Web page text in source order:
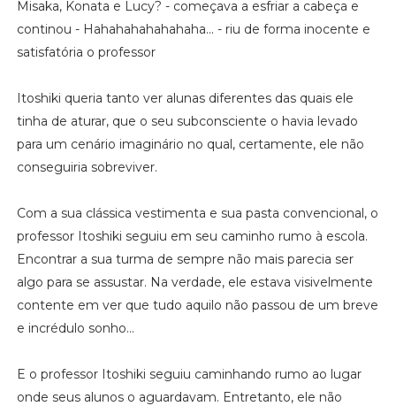
Misaka, Konata e Lucy? - começava a esfriar a cabeça e
continou - Hahahahahahahaha... - riu de forma inocente e
satisfatória o professor
Itoshiki queria tanto ver alunas diferentes das quais ele
tinha de aturar, que o seu subconsciente o havia levado
para um cenário imaginário no qual, certamente, ele não
conseguiria sobreviver.
Com a sua clássica vestimenta e sua pasta convencional, o
professor Itoshiki seguiu em seu caminho rumo à escola.
Encontrar a sua turma de sempre não mais parecia ser
algo para se assustar. Na verdade, ele estava visivelmente
contente em ver que tudo aquilo não passou de um breve
e incrédulo sonho...
E o professor Itoshiki seguiu caminhando rumo ao lugar
onde seus alunos o aguardavam. Entretanto, ele não